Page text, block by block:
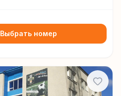
Выбрать номер